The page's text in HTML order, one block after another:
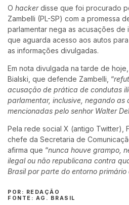
O hackerdisse que foi procurado
Zambelli (PL-SP) com a promessa
parlamentar nega as acusações de
que aguarda acesso aos autos
as informações divulgadas.
Em nota divulgada na tarde de
Bialski, que defende Zambelli, “
acusação de prática de condutas
parlamentar, inclusive, negando as
mencionadas pelo senhor Walter
Pela rede social X (antigo Twitter),
chefe da Secretaria de
afirma que “nunca houve grampo,
ilegal ou não republicana contra
Brasil por parte do entorno primário
POR: REDAÇÃO
FONTE: AG. BRASIL